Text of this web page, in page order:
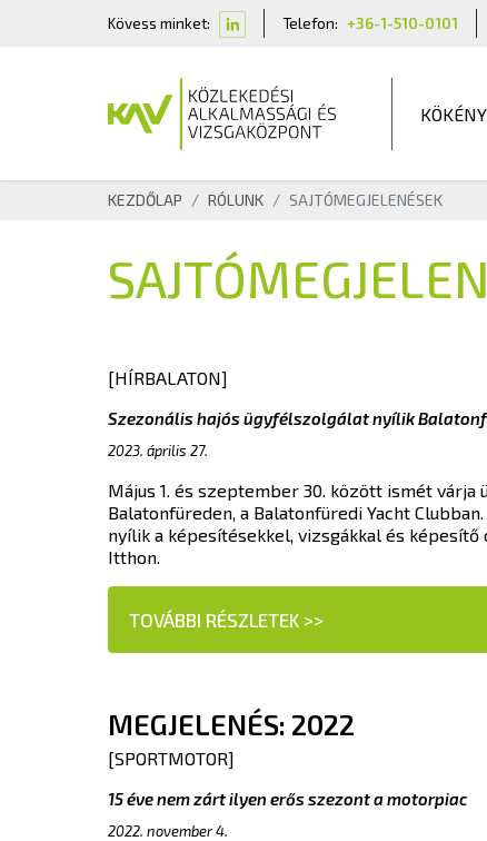
Kövess minket: Telefon: +36-1-510-0101
KÖKÉNY
KEZDŐLAP RÓLUNK SAJTÓMEGJELENÉSEK
[HÍRBALATON]
Szezonális hajós ügyfélszolgálat nyílik
2023. április 27.
Május 1. és szeptember 30. között ismét
Balatonfüreden, a Balatonfüredi Yacht
nyílik a képesítésekkel, vizsgákkal és
Itthon.
TOVÁBBI RÉSZLETEK >>
MEGJELENÉS: 2022
[SPORTMOTOR]
15 éve nem zárt ilyen erős szezont a motorpiac
2022. november 4.